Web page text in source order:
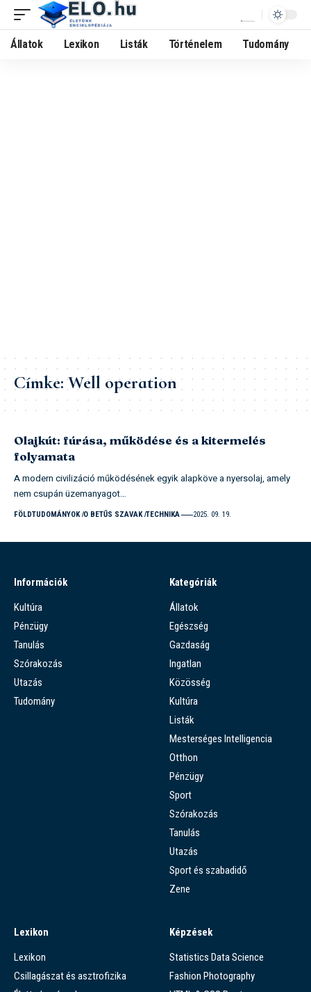
Állatok Lexikon Listák Történelem Tudomány
Címke:Well operation
Olajkút: fúrása, működése és a kitermelés
folyamata
A modern civilizáció működésének egyik alapköve a nyersolaj, amely
nem csupán üzemanyagot…
FÖLDTUDOMÁNYOK O BETŰS SZAVAK TECHNIKA 2025. 09. 19.
Információk
Kultúra
Pénzügy
Tanulás
Szórakozás
Utazás
Tudomány
Kategóriák
Állatok
Egészség
Gazdaság
Ingatlan
Közösség
Kultúra
Listák
Mesterséges Intelligencia
Otthon
Pénzügy
Sport
Szórakozás
Tanulás
Utazás
Sport és szabadidő
Zene
Lexikon
Lexikon
Csillagászat és asztrofizika
Képzések
Statistics Data Science
Fashion Photography